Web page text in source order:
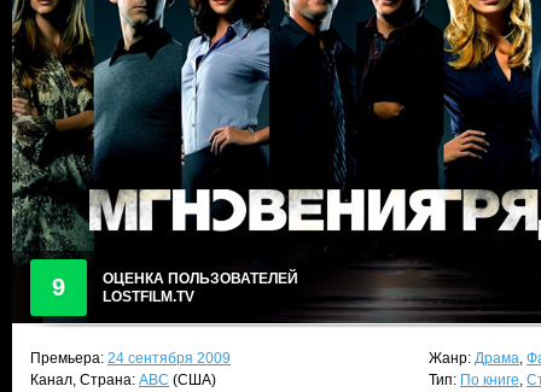
9
ОЦЕНКА ПОЛЬЗОВАТЕЛЕЙ
LOSTFILM.TV
Премьера: 24 сентября 2009
Канал, Страна: ABC (США)
Жанр: Драма,
Тип: По книге,